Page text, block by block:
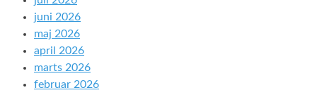
juni 2026
maj 2026
april 2026
marts 2026
februar 2026